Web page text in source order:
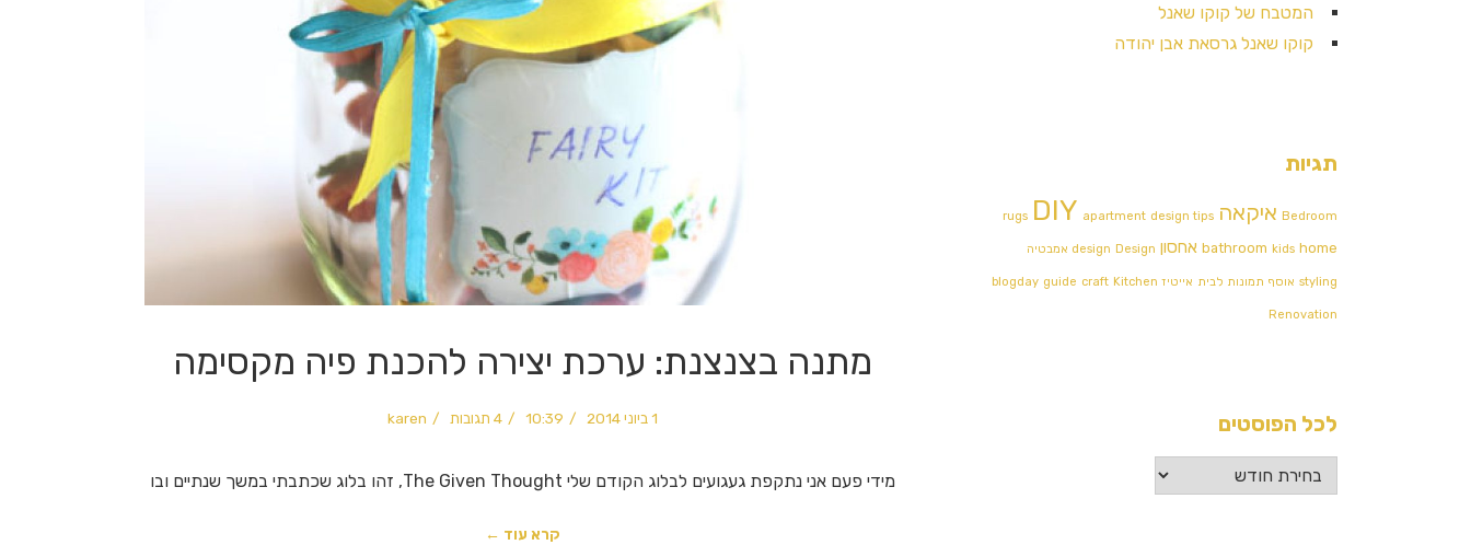
מתנה בצנצנת: ערכת יצירה להכנת פיה מקסימה
1 ביוני 2014 10:39 4 תגובות karen
מידי פעם אני נתקפת געגועים לבלוג הקודם שלי The Given Thought, זהו בלוג שכתבתי במשך שנתיים ובו
קרא עוד ←
המטבח של קוקו שאנל
קוקו שאנל גרסאת אבן יהודה
תגיות
Bedroom איקאה rugs DIY apartment design tips
bathroom kids home אחסון design Design אמבטיה
styling אוסף תמונות לבית אייטיז blogday guide craft Kitchen
Renovation
לכל הפוסטים
לכל
הפוסטים